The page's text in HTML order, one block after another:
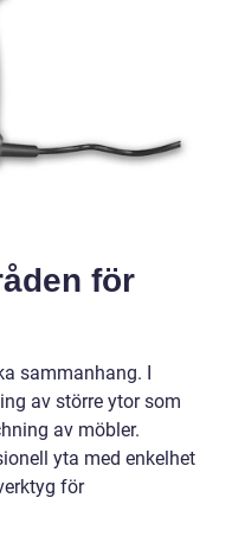
för
sammanhang. I
av större ytor som
av möbler.
yta med enkelhet
för